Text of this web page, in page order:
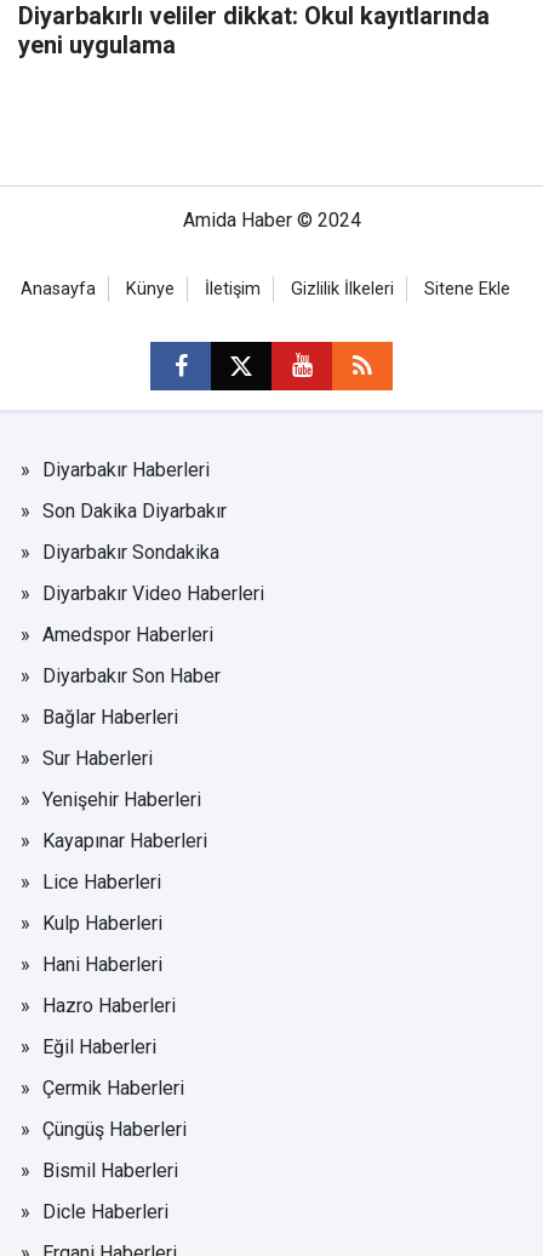
Diyarbakırlı veliler dikkat: Okul kayıtlarında
yeni uygulama
Amida Haber © 2024
Anasayfa Künye İletişim Gizlilik İlkeleri Sitene Ekle
Diyarbakır Haberleri
Son Dakika Diyarbakır
Diyarbakır Sondakika
Diyarbakır Video Haberleri
Amedspor Haberleri
Diyarbakır Son Haber
Bağlar Haberleri
Sur Haberleri
Yenişehir Haberleri
Kayapınar Haberleri
Lice Haberleri
Kulp Haberleri
Hani Haberleri
Hazro Haberleri
Eğil Haberleri
Çermik Haberleri
Çüngüş Haberleri
Bismil Haberleri
Dicle Haberleri